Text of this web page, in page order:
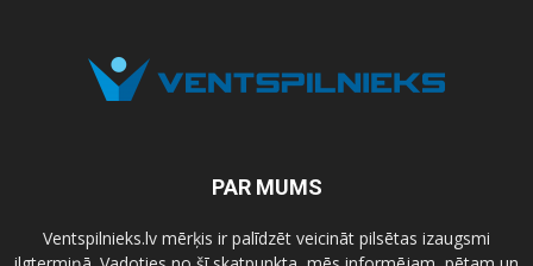
PAR MUMS
Ventspilnieks.lv mērķis ir palīdzēt veicināt pilsētas izaugsmi